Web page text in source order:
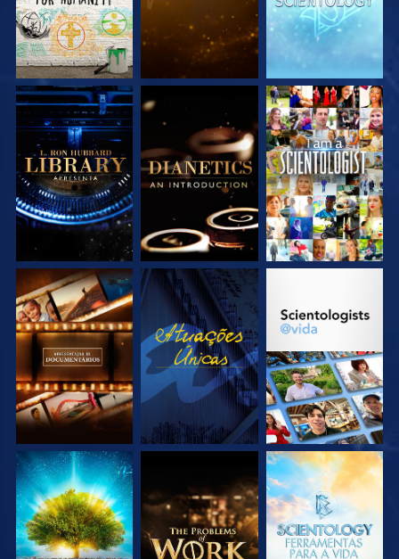
EXPLORE A SÉRIE EXPLORE A SÉRIE VEJA
EXPLORE A SÉRIE VEJA EXPLORE A SÉRIE
EXPLORE A SÉRIE EXPLORE A SÉRIE EXPLORE A SÉRIE